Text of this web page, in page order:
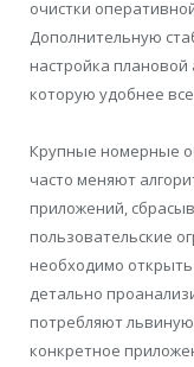
очистки
Дополнительную
настройка плановой
которую удобнее
Крупные номерные
часто меняют
приложений,
пользовательские
необходимо
детально
потребляют львиную
конкретное